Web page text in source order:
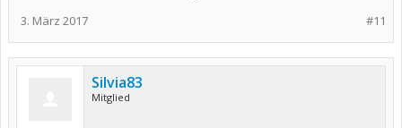
#11
3. März 2017
Silvia83
Mitglied